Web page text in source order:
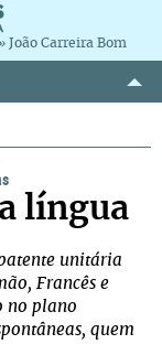
João Carreira Bom
língua
unitária
Francês e
no plano
quem